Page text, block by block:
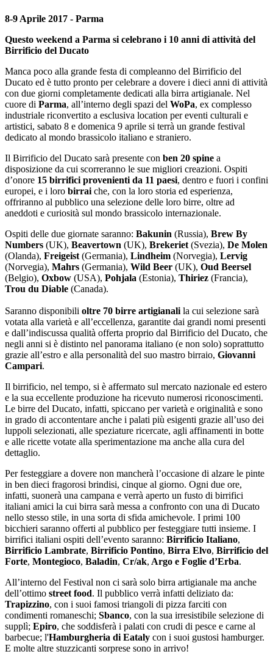
8-9 Aprile 2017 - Parma
Questo weekend a Parma si celebrano i 10 anni di attività del
Birrificio del Ducato
Manca poco alla grande festa di compleanno del Birrificio del
Ducato ed è tutto pronto per celebrare a dovere i dieci anni di attività
con due giorni completamente dedicati alla birra artigianale. Nel
cuore di Parma, all’interno degli spazi del WoPa, ex complesso
industriale riconvertito a esclusiva location per eventi culturali e
artistici, sabato 8 e domenica 9 aprile si terrà un grande festival
dedicato al mondo brassicolo italiano e straniero.
Il Birrificio del Ducato sarà presente con ben 20 spine a
disposizione da cui scorreranno le sue migliori creazioni. Ospiti
d’onore 15 birrifici provenienti da 11 paesi, dentro e fuori i confini
europei, e i loro birrai che, con la loro storia ed esperienza,
offriranno al pubblico una selezione delle loro birre, oltre ad
aneddoti e curiosità sul mondo brassicolo internazionale.
Ospiti delle due giornate saranno: Bakunin (Russia), Brew By
Numbers (UK), Beavertown (UK), Brekeriet (Svezia), De Molen
(Olanda), Freigeist (Germania), Lindheim (Norvegia), Lervig
(Norvegia), Mahrs (Germania), Wild Beer (UK), Oud Beersel
(Belgio), Oxbow (USA), Pohjala (Estonia), Thiriez (Francia),
Trou du Diable (Canada).
Saranno disponibili oltre 70 birre artigianali la cui selezione sarà
votata alla varietà e all’eccellenza, garantite dai grandi nomi presenti
e dall’indiscussa qualità offerta proprio dal Birrificio del Ducato, che
negli anni si è distinto nel panorama italiano (e non solo) soprattutto
grazie all’estro e alla personalità del suo mastro birraio, Giovanni
Campari.
Il birrificio, nel tempo, si è affermato sul mercato nazionale ed estero
e la sua eccellente produzione ha ricevuto numerosi riconoscimenti.
Le birre del Ducato, infatti, spiccano per varietà e originalità e sono
in grado di accontentare anche i palati più esigenti grazie all’uso dei
luppoli selezionati, alle speziature ricercate, agli affinamenti in botte
e alle ricette votate alla sperimentazione ma anche alla cura del
dettaglio.
Per festeggiare a dovere non mancherà l’occasione di alzare le pinte
in ben dieci fragorosi brindisi, cinque al giorno. Ogni due ore,
infatti, suonerà una campana e verrà aperto un fusto di birrifici
italiani amici la cui birra sarà messa a confronto con una di Ducato
nello stesso stile, in una sorta di sfida amichevole. I primi 100
bicchieri saranno offerti al pubblico per festeggiare tutti insieme. I
birrifici italiani ospiti dell’evento saranno: Birrificio Italiano,
Birrificio Lambrate, Birrificio Pontino, Birra Elvo, Birrificio del
Forte, Montegioco, Baladin, Cr/ak, Argo e Foglie d’Erba.
All’interno del Festival non ci sarà solo birra artigianale ma anche
dell’ottimo street food. Il pubblico verrà infatti deliziato da:
Trapizzino, con i suoi famosi triangoli di pizza farciti con
condimenti romaneschi; Sbanco, con la sua irresistibile selezione di
supplì; Epiro, che soddisferà i palati con crudi di pesce e carne al
barbecue; l'Hamburgheria di Eataly con i suoi gustosi hamburger.
E molte altre stuzzicanti sorprese sono in arrivo!